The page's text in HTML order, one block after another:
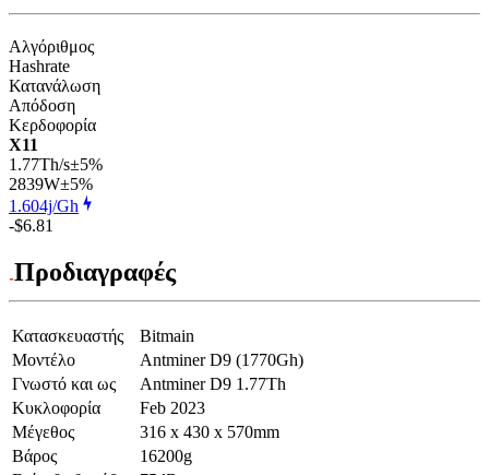
Αλγόριθμος
Hashrate
Κατανάλωση
Απόδοση
Κερδοφορία
X11
1.77Th/s±5%
2839W±5%
1.604j/Gh
-$6.81
Προδιαγραφές
Κατασκευαστής
Bitmain
Μοντέλο
Antminer D9 (1770Gh)
Γνωστό και ως
Antminer D9 1.77Th
Κυκλοφορία
Feb 2023
Μέγεθος
316 x 430 x 570mm
Βάρος
16200g